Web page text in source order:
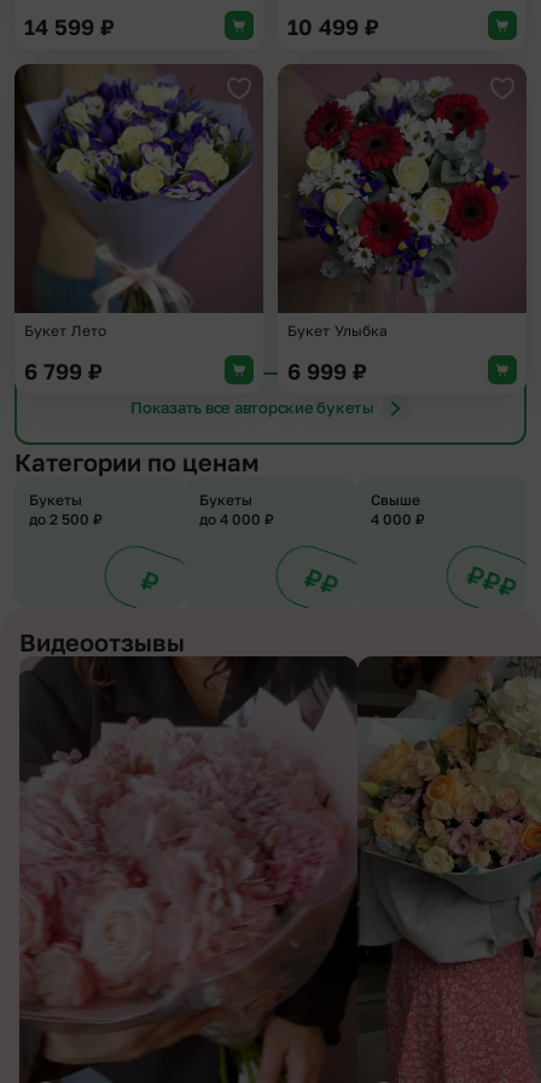
14 599 ₽ 10 499 ₽
Добавить в избранное
Букет Лето
6 799 ₽
Букет Улыбка
6 999 ₽
Показать все авторские букеты
Категории по ценам
Букеты
до 2 500 ₽
Букеты
до 4 000 ₽
Свыше
4 000 ₽
Видеоотзывы